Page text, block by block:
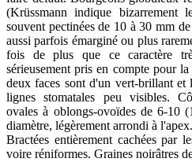
(Krüssmann indique bizarrement
souvent pectinées de 10 à 30 mm
aussi parfois émarginé ou plus
fois de plus que ce caractère
sérieusement pris en compte pour
deux faces sont d'un vert-brillant et
lignes stomatales peu visibles.
ovales à oblongs-ovoïdes de 6-10
diamètre, légèrement arrondi à
Bractées entièrement cachées par
voire réniformes. Graines noirâtres